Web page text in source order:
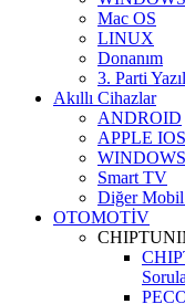
Mac OS
LINUX
Donanım
3. Parti
Akıllı Cihazlar
ANDROID
APPLE IOS
Smart TV
Diğer
OTOMOTİV